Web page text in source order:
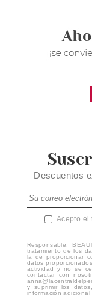
Descuentos
Acepto el
Responsable:
tratamiento de los
la de proporcionar
datos
actividad y no se
contactar con
y suprimir los
información